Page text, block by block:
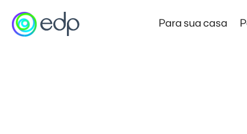
Para sua casa